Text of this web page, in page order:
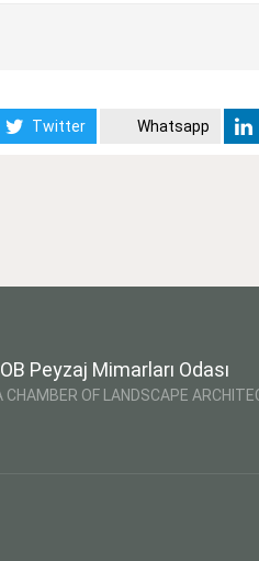
Twitter Whatsapp
Peyzaj Mimarları Odası
CHAMBER OF LANDSCAPE